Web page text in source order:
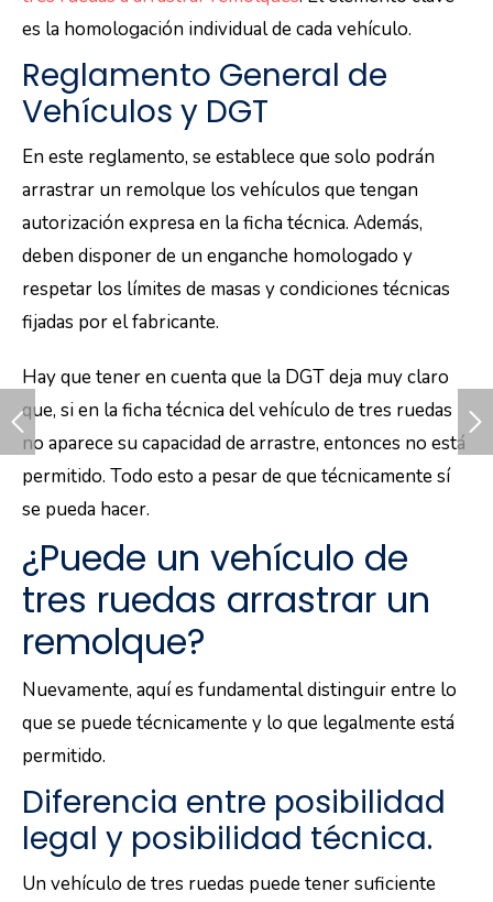
es la homologación individual de cada vehículo.
Reglamento General de
Vehículos y DGT
En este reglamento, se establece que solo podrán
arrastrar un remolque los vehículos que tengan
autorización expresa en la ficha técnica. Además,
deben disponer de un enganche homologado y
respetar los límites de masas y condiciones técnicas
fijadas por el fabricante.
Hay que tener en cuenta que la DGT deja muy claro
que, si en la ficha técnica del vehículo de tres ruedas
no aparece su capacidad de arrastre, entonces no está
permitido. Todo esto a pesar de que técnicamente sí
se pueda hacer.
¿Puede un vehículo de
tres ruedas arrastrar un
remolque?
Nuevamente, aquí es fundamental distinguir entre lo
que se puede técnicamente y lo que legalmente está
permitido.
Diferencia entre posibilidad
legal y posibilidad técnica.
Un vehículo de tres ruedas puede tener suficiente